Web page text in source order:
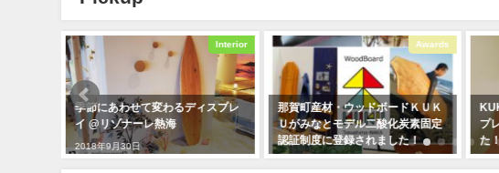
Awards
那賀町産材・ウッドボードＫＵＫ
Ｕがみなとモデル二酸化炭素固定
認証制度に登録されました！
Interior
KUKUパドル住宅展示場にディス
プレイとして使用して頂きまし
た！